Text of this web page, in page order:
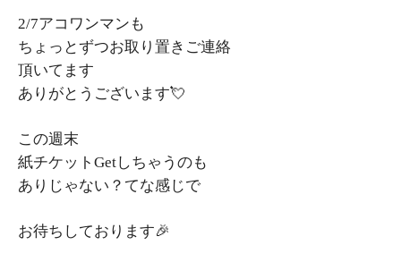
2/7アコワンマンも
ちょっとずつお取り置きご連絡
頂いてます
ありがとうございます💘
この週末
紙チケットGetしちゃうのも
ありじゃない？てな感じで
お待ちしております🎉